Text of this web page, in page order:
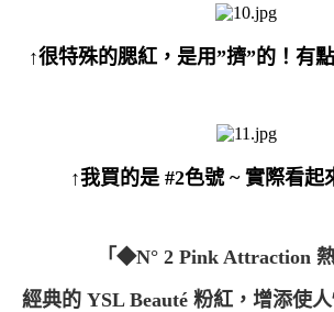
↑很特殊的腮紅，是用”擠”的！有
↑我買的是 #2色號 ~ 實際看起
「◆N° 2 Pink Attraction
經典的 YSL Beauté 粉紅，增添使人